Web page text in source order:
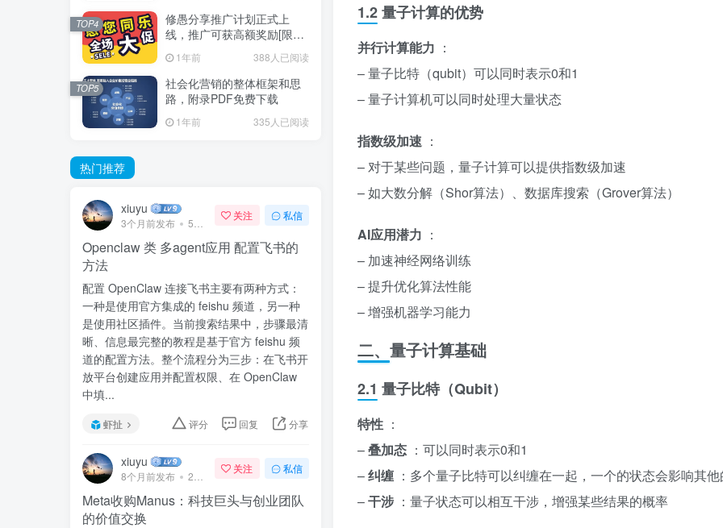
1.2 量子计算的优势
并行计算能力 ：
– 量子比特（qubit）可以同时表示0和1
– 量子计算机可以同时处理大量状态
指数级加速 ：
– 对于某些问题，量子计算可以提供指数级加速
– 如大数分解（Shor算法）、数据库搜索（Grover算法）
AI应用潜力 ：
– 加速神经网络训练
– 提升优化算法性能
– 增强机器学习能力
二、量子计算基础
2.1 量子比特（Qubit）
特性 ：
–叠加态 ：可以同时表示0和1
–纠缠 ：多个量子比特可以纠缠在一起，一个的状态会影响其
–干涉 ：量子状态可以相互干涉，增强某些结果的概率
修愚分享推广计划正式上
线，推广可获高额奖励[限时
1年前 388人已阅读
TOP4
社会化营销的整体框架和思
路，附录PDF免费下载
1年前 335人已阅读
TOP5
热门推荐
xiuyu
3个月前发布 57次阅读
关注 私信
Openclaw 类 多agent应用 配置飞书的
方法
配置 OpenClaw 连接飞书主要有两种方式：
一种是使用官方集成的 feishu 频道，另一种
是使用社区插件。当前搜索结果中，步骤最清
晰、信息最完整的教程是基于官方 feishu 频
道的配置方法。整个流程分为三步：在飞书开
放平台创建应用并配置权限、在 OpenClaw
中填...
虾扯 评分 回复 分享
xiuyu
8个月前发布 240次阅读
关注 私信
Meta收购Manus：科技巨头与创业团队
的价值交换